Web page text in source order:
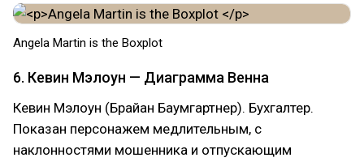
Angela Martin is the Boxplot
6. Кевин Мэлоун — Диаграмма Венна
Кевин Мэлоун (Брайан Баумгартнер). Бухгалтер.
Показан персонажем медлительным, с
наклонностями мошенника и отпускающим